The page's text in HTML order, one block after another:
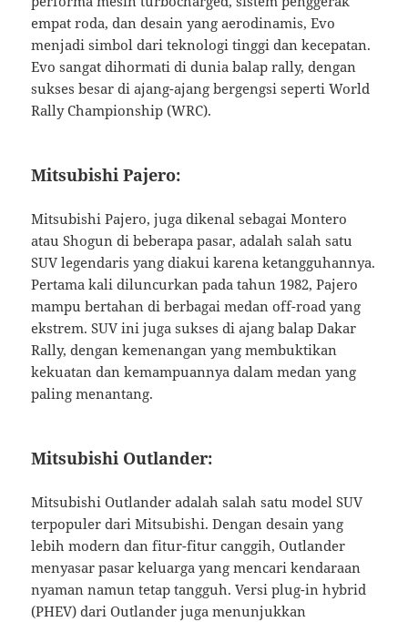
empat roda, dan desain yang aerodinamis, Evo
menjadi simbol dari teknologi tinggi dan kecepatan.
Evo sangat dihormati di dunia balap rally, dengan
sukses besar di ajang-ajang bergengsi seperti World
Rally Championship (WRC).
Mitsubishi Pajero:
Mitsubishi Pajero, juga dikenal sebagai Montero
atau Shogun di beberapa pasar, adalah salah satu
SUV legendaris yang diakui karena ketangguhannya.
Pertama kali diluncurkan pada tahun 1982, Pajero
mampu bertahan di berbagai medan off-road yang
ekstrem. SUV ini juga sukses di ajang balap Dakar
Rally, dengan kemenangan yang membuktikan
kekuatan dan kemampuannya dalam medan yang
paling menantang.
Mitsubishi Outlander:
Mitsubishi Outlander adalah salah satu model SUV
terpopuler dari Mitsubishi. Dengan desain yang
lebih modern dan fitur-fitur canggih, Outlander
menyasar pasar keluarga yang mencari kendaraan
nyaman namun tetap tangguh. Versi plug-in hybrid
(PHEV) dari Outlander juga menunjukkan